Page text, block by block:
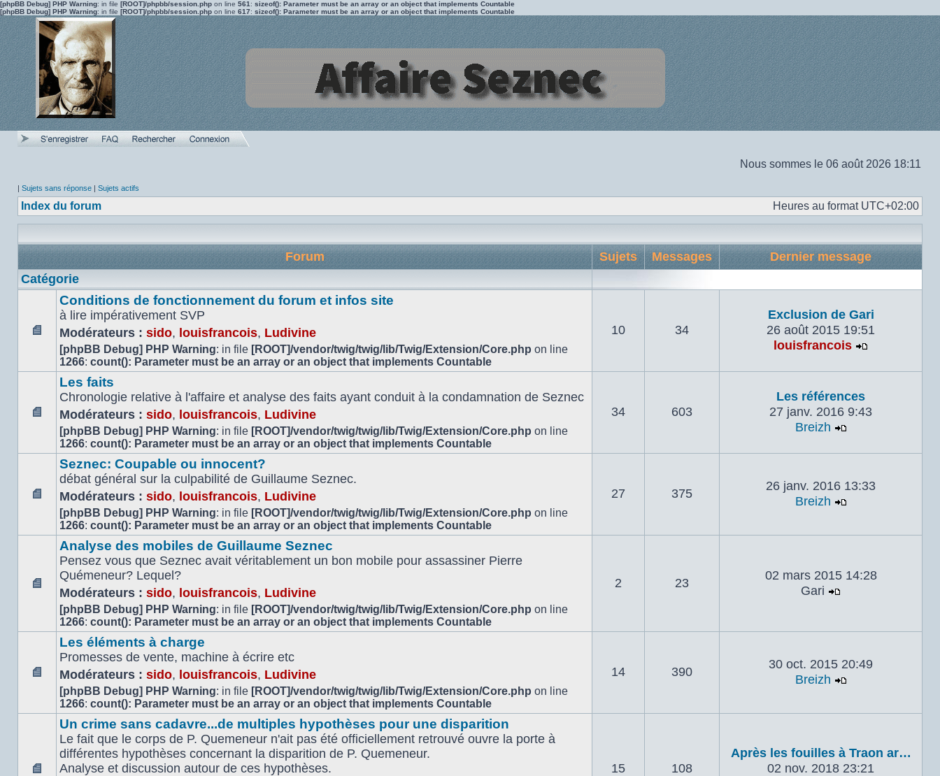
[phpBB Debug] PHP Warning: in file [ROOT]/phpbb/session.php on line 561 : sizeof(): Parameter must be an array or an object that implements Countable
[phpBB Debug] PHP Warning: in file [ROOT]/phpbb/session.php on line 617: sizeof(): Parameter must be an array or an object that implements Countable
Nous sommes le 06 août 2026 18:11
| Sujets sans réponse | Sujets actifs
Index du forum Heures au format UTC+02:00
Forum Sujets Messages
Dernier message
Catégorie
Aucun
message
non
Conditions de fonctionnement du forum et infos site
à lire impérativement SVP
Modérateurs : sido, louisfrancois, Ludivine
[phpBB Debug] PHP Warning: in file [ROOT]/vendor/twig/twig/lib/Twig/Extension/Core.php on line
1266: count(): Parameter must be an array or an object that implements Countable
10 34
Exclusion de Gari
26 août 2015 19:51
louisfrancois
Aucun
message
non
lu
Les faits
Chronologie relative à l'affaire et analyse des faits ayant conduit à la condamnation de Seznec
Modérateurs : sido, louisfrancois, Ludivine
[phpBB Debug] PHP Warning: in file [ROOT]/vendor/twig/twig/lib/Twig/Extension/Core.php on line
1266: count(): Parameter must be an array or an object that implements Countable
34 603
Les références
27 janv. 2016 9:43
Breizh
Aucun
message
non
lu
Seznec: Coupable ou innocent?
débat général sur la culpabilité de Guillaume Seznec.
Modérateurs : sido, louisfrancois, Ludivine
[phpBB Debug] PHP Warning: in file [ROOT]/vendor/twig/twig/lib/Twig/Extension/Core.php on line
1266: count(): Parameter must be an array or an object that implements Countable
27 375
26 janv. 2016 13:33
Breizh
Aucun
message
non
lu
Analyse des mobiles de Guillaume Seznec
Pensez vous que Seznec avait véritablement un bon mobile pour assassiner Pierre
Quémeneur? Lequel?
Modérateurs : sido, louisfrancois, Ludivine
[phpBB Debug] PHP Warning: in file [ROOT]/vendor/twig/twig/lib/Twig/Extension/Core.php on line
1266: count(): Parameter must be an array or an object that implements Countable
2 23
02 mars 2015 14:28
Gari
Aucun
message
non
lu
Les éléments à charge
Promesses de vente, machine à écrire etc
Modérateurs : sido, louisfrancois, Ludivine
[phpBB Debug] PHP Warning: in file [ROOT]/vendor/twig/twig/lib/Twig/Extension/Core.php on line
1266: count(): Parameter must be an array or an object that implements Countable
14 390
30 oct. 2015 20:49
Breizh
Un crime sans cadavre...de multiples hypothèses pour une disparition
Le fait que le corps de P. Quemeneur n'ait pas été officiellement retrouvé ouvre la porte à
différentes hypothèses concernant la disparition de P. Quemeneur.
Analyse et discussion autour de ces hypothèses.
15 108
Après les fouilles à Traon ar…
02 nov. 2018 23:21